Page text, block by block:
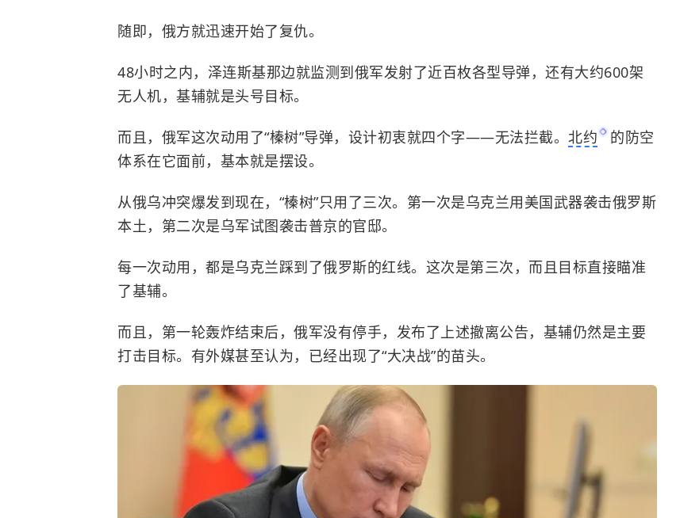
随即，俄方就迅速开始了复仇。
48小时之内，泽连斯基那边就监测到俄军发射了近百枚各型导弹，还有大约600架
无人机，基辅就是头号目标。
而且，俄军这次动用了“榛树”导弹，设计初衷就四个字——无法拦截。 北约
的防空
体系在它面前，基本就是摆设。
从俄乌冲突爆发到现在，“榛树”只用了三次。第一次是乌克兰用美国武器袭击俄罗斯
本土，第二次是乌军试图袭击普京的官邸。
每一次动用，都是乌克兰踩到了俄罗斯的红线。这次是第三次，而且目标直接瞄准
了基辅。
而且，第一轮轰炸结束后，俄军没有停手，发布了上述撤离公告，基辅仍然是主要
打击目标。有外媒甚至认为，已经出现了“大决战”的苗头。